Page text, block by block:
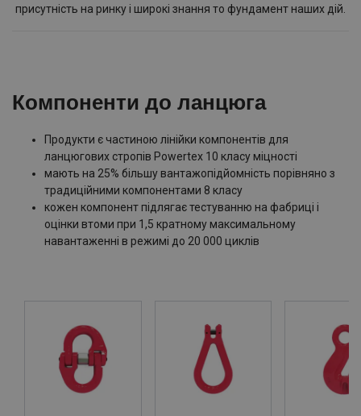
присутність на ринку і широкі знання то фундамент наших дій.
Компоненти до ланцюга
Продукти є частиною лінійки компонентів для
ланцюгових стропів Powertex 10 класу міцності
мають на 25% більшу вантажопідйомність порівняно з
традиційними компонентами 8 класу
кожен компонент підлягає тестуванню на фабриці і
оцінки втоми при 1,5 кратному максимальному
навантаженні в режимі до 20 000 циклів